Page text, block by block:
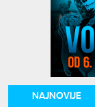
NAJNOVIJE